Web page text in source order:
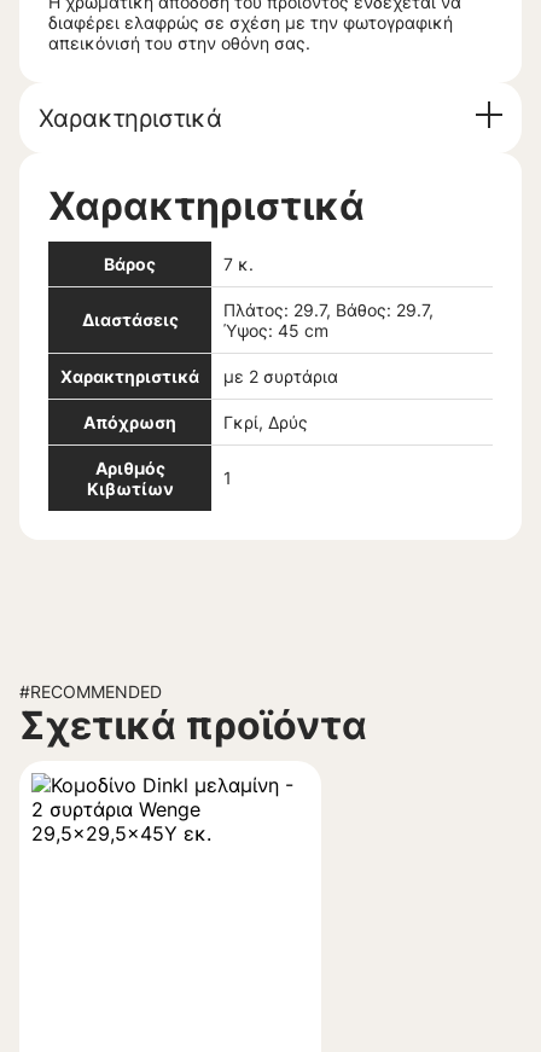
διαφέρει ελαφρώς σε σχέση με την φωτογραφική
απεικόνισή του στην οθόνη σας.
Χαρακτηριστικά
Χαρακτηριστικά
Βάρος 7 κ.
Διαστάσεις
Πλάτος: 29.7, Βάθος: 29.7,
Ύψος: 45 cm
Χαρακτηριστικά με 2 συρτάρια
Απόχρωση Γκρί, Δρύς
Αριθμός
Κιβωτίων
1
#RECOMMENDED
Σχετικά προϊόντα